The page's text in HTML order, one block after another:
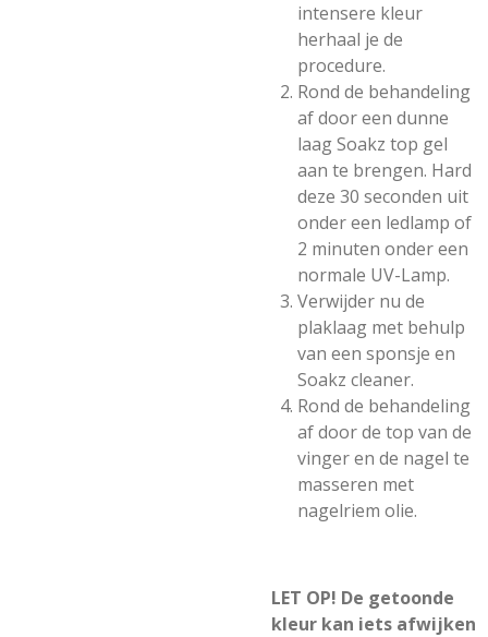
intensere kleur
herhaal je de
procedure.
Rond de behandeling
af door een dunne
laag Soakz top gel
aan te brengen. Hard
deze 30 seconden uit
onder een ledlamp of
2 minuten onder een
normale UV-Lamp.
Verwijder nu de
plaklaag met behulp
van een sponsje en
Soakz cleaner.
Rond de behandeling
af door de top van de
vinger en de nagel te
masseren met
nagelriem olie.
LET OP! De getoonde
kleur kan iets afwijken